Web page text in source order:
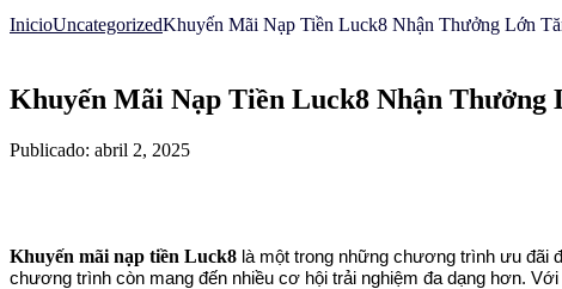
InicioUncategorizedKhuyến Mãi Nạp Tiền Luck8 Nhận Thưởng Lớn
Khuyến Mãi Nạp Tiền Luck8 Nhận Thưởng
Publicado: abril 2, 2025
Khuyến mãi nạp tiền Luck8 là một trong những chương trình ưu đãi
chương trình còn mang đến nhiều cơ hội trải nghiệm đa dạng hơn.